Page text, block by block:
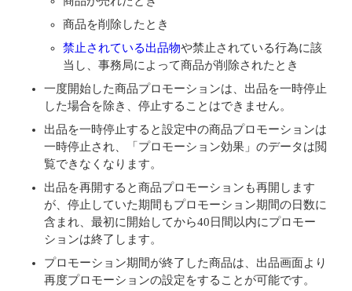
商品を削除したとき
禁止されている出品物や禁止されている行為に該
当し、事務局によって商品が削除されたとき
一度開始した商品プロモーションは、出品を一時停止
した場合を除き、停止することはできません。
出品を一時停止すると設定中の商品プロモーションは
一時停止され、「プロモーション効果」のデータは閲
覧できなくなります。
出品を再開すると商品プロモーションも再開します
が、停止していた期間もプロモーション期間の日数に
含まれ、最初に開始してから40日間以内にプロモー
ションは終了します。
プロモーション期間が終了した商品は、出品画面より
再度プロモーションの設定をすることが可能です。